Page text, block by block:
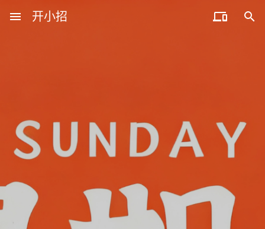
menu 开小招  
08月08日，农历六月廿六，星期六!
08月07日，农历六月廿五，星期五!
08月06日，农历六月廿四，星期四!